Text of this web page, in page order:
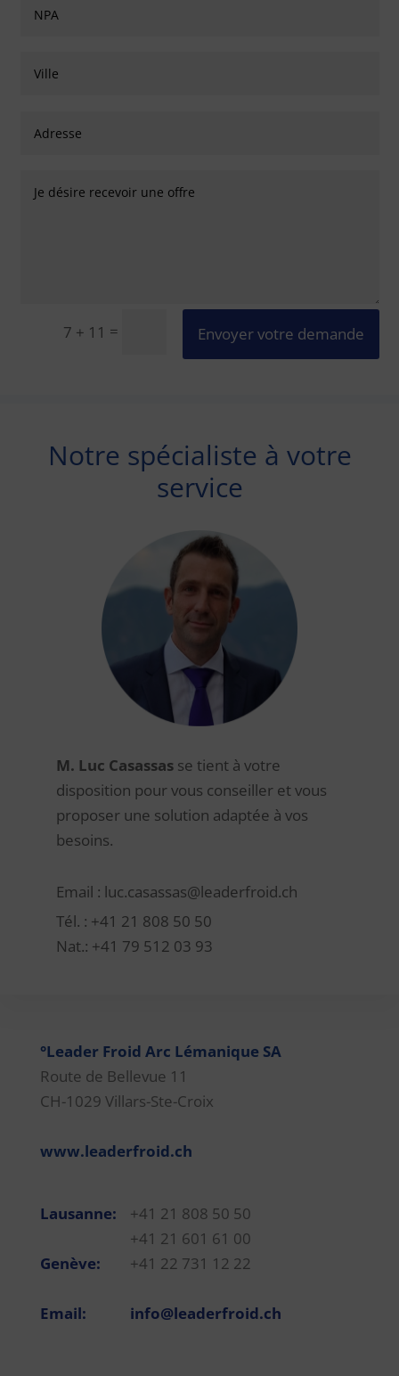
7 + 11 = Envoyer votre demande
Notre spécialiste à votre
service
M. Luc Casassasse tient à votre
disposition pour vous conseiller et vous
proposer une solution adaptée à vos
besoins.
Email : luc.casassas@leaderfroid.ch
Tél. : +41 21 808 50 50
Nat.: +41 79 512 03 93
°Leader Froid Arc Lémanique SA
Route de Bellevue 11
CH-1029 Villars-Ste-Croix
www.leaderfroid.ch
Lausanne:
+41 21 808 50 50
+41 21 601 61 00
Genève:
+41 22 731 12 22
Email: info@leaderfroid.ch